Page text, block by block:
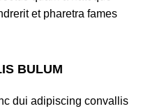
et pharetra fames
BULUM
dui adipiscing convallis